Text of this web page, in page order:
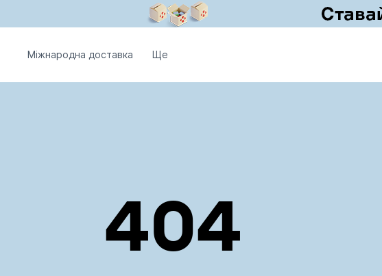
Міжнародна доставка Ще
404